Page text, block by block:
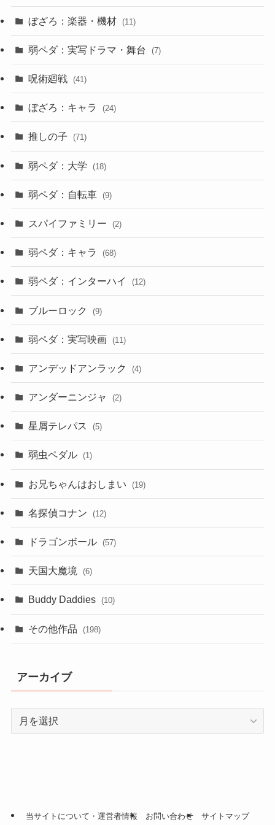
ぼざろ：楽器・機材 (11)
弱ペダ：実写ドラマ・舞台 (7)
呪術廻戦 (41)
ぼざろ：キャラ (24)
推しの子 (71)
弱ペダ：大学 (18)
弱ペダ：自転車 (9)
スパイファミリー (2)
弱ペダ：キャラ (68)
弱ペダ：インターハイ (12)
ブルーロック (9)
弱ペダ：実写映画 (11)
アンデッドアンラック (4)
アンダーニンジャ (2)
星屑テレパス (5)
弱虫ペダル (1)
お兄ちゃんはおしまい (19)
名探偵コナン (12)
ドラゴンボール (57)
天国大魔境 (6)
Buddy Daddies (10)
その他作品 (198)
アーカイブ
当サイトについて・運営者情報 お問い合わせ サイトマップ